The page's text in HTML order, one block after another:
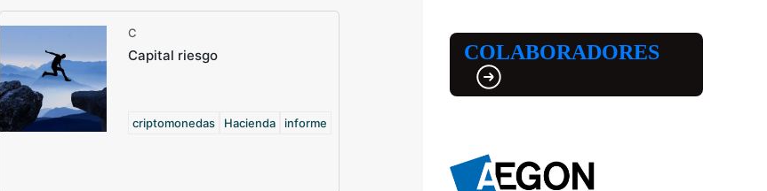
C
Capital riesgo
criptomonedas Hacienda informe
COLABORADORES